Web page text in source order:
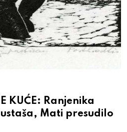
KUĆE: Ranjenika
Mati presudilo